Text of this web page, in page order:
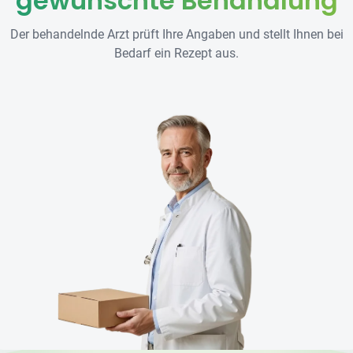
Der behandelnde Arzt prüft Ihre Angaben und stellt Ihnen bei
Bedarf ein Rezept aus.